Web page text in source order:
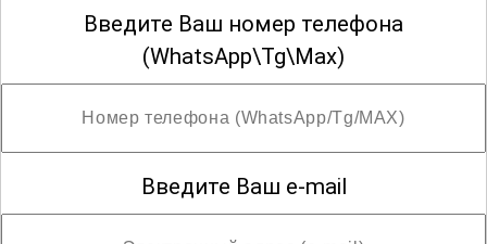
отправим скан-копию документа и
запросим у Вас адрес и индекс для
отправки оригинала. После отправки
мы сообщим Вам трек-номер для
отслеживания и получения Вашего
документа об образовании.
Введите Ваш номер телефона
(WhatsApp\Tg\Max)
Введите Ваш e-mail